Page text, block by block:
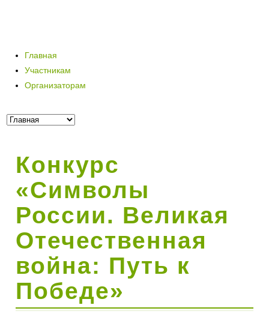
Главная
Участникам
Организаторам
Конкурс
«Символы
России. Великая
Отечественная
война: Путь к
Победе»